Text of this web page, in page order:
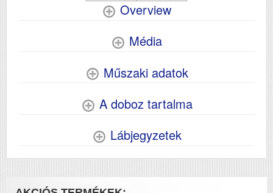
Overview
Média
Műszaki adatok
A doboz tartalma
Lábjegyzetek